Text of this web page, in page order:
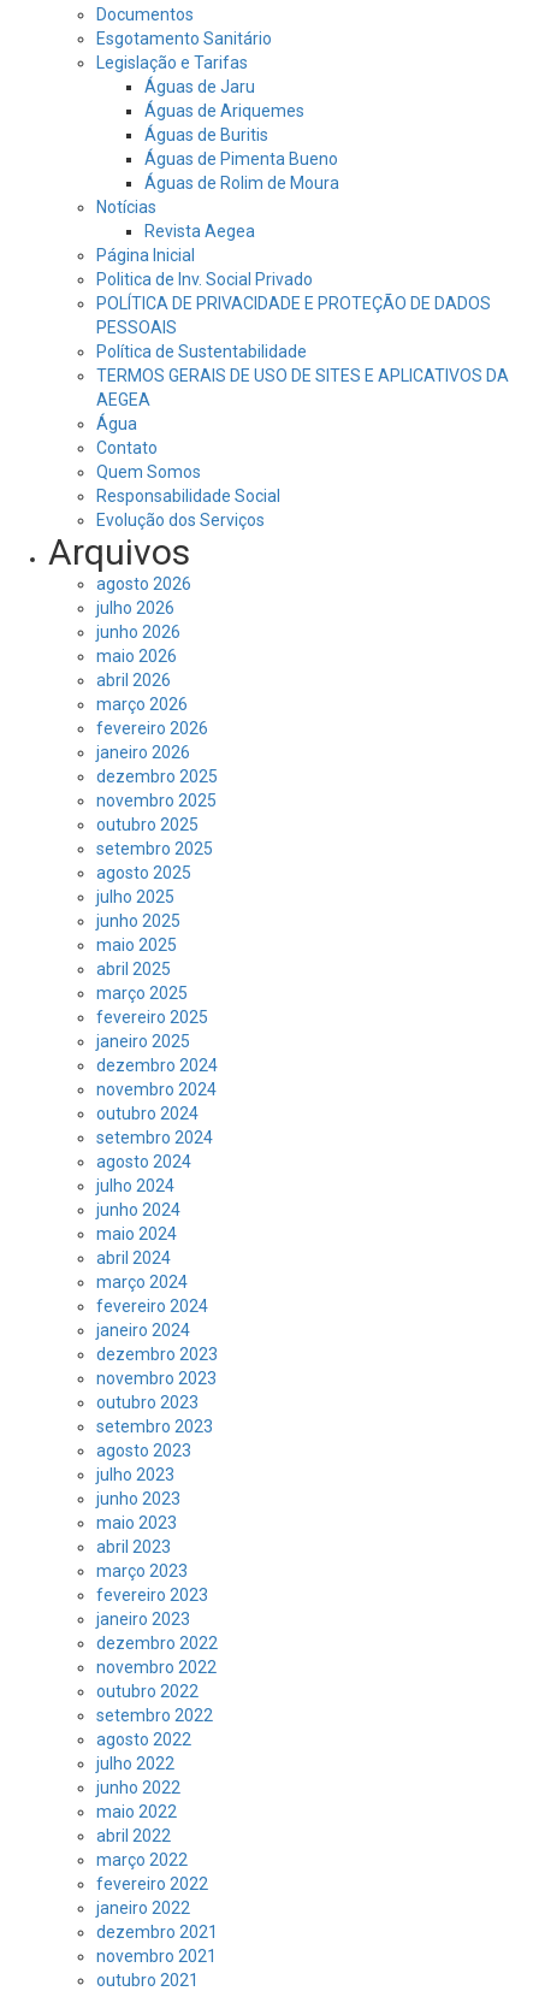
Documentos
Esgotamento Sanitário
Legislação e Tarifas
Águas de Jaru
Águas de Ariquemes
Águas de Buritis
Águas de Pimenta Bueno
Águas de Rolim de Moura
Notícias
Revista Aegea
Página Inicial
Politica de Inv. Social Privado
POLÍTICA DE PRIVACIDADE E PROTEÇÃO DE DADOS
PESSOAIS
Política de Sustentabilidade
TERMOS GERAIS DE USO DE SITES E APLICATIVOS DA
AEGEA
Água
Contato
Quem Somos
Responsabilidade Social
Evolução dos Serviços
Arquivos
agosto 2026
julho 2026
junho 2026
maio 2026
abril 2026
março 2026
fevereiro 2026
janeiro 2026
dezembro 2025
novembro 2025
outubro 2025
setembro 2025
agosto 2025
julho 2025
junho 2025
maio 2025
abril 2025
março 2025
fevereiro 2025
janeiro 2025
dezembro 2024
novembro 2024
outubro 2024
setembro 2024
agosto 2024
julho 2024
junho 2024
maio 2024
abril 2024
março 2024
fevereiro 2024
janeiro 2024
dezembro 2023
novembro 2023
outubro 2023
setembro 2023
agosto 2023
julho 2023
junho 2023
maio 2023
abril 2023
março 2023
fevereiro 2023
janeiro 2023
dezembro 2022
novembro 2022
outubro 2022
setembro 2022
agosto 2022
julho 2022
junho 2022
maio 2022
abril 2022
março 2022
fevereiro 2022
janeiro 2022
dezembro 2021
novembro 2021
outubro 2021